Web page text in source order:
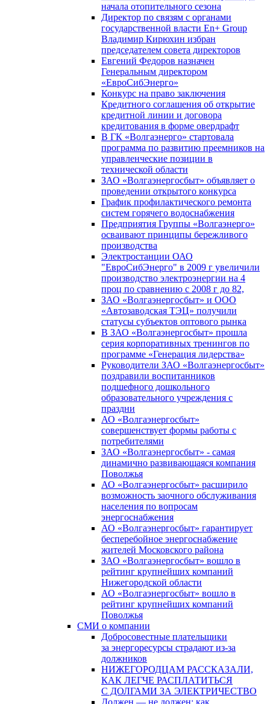
начала отопительного сезона
Директор по связям с органами
государственной власти En+ Group
Владимир Кирюхин избран
председателем совета директоров
Евгений Федоров назначен
Генеральным директором
«ЕвроСибЭнерго»
Конкурс на право заключения
Кредитного соглашения об открытие
кредитной линии и договора
кредитования в форме овердрафт
В ГК «Волгаэнерго» стартовала
программа по развитию преемников на
управленческие позиции в
технической области
ЗАО «Волгаэнергосбыт» объявляет о
проведении открытого конкурса
График профилактического ремонта
систем горячего водоснабжения
Предприятия Группы «Волгаэнерго»
осваивают принципы бережливого
производства
Электростанции ОАО
"ЕвроСибЭнерго" в 2009 г увеличили
производство электроэнергии на 4
проц по сравнению с 2008 г до 82,
ЗАО «Волгаэнергосбыт» и ООО
«Автозаводская ТЭЦ» получили
статусы субъектов оптового рынка
В ЗАО «Волгаэнергосбыт» прошла
серия корпоративных тренингов по
программе «Генерация лидерства»
Руководители ЗАО «Волгаэнергосбыт»
поздравили воспитанников
подшефного дошкольного
образовательного учреждения с
праздни
АО «Волгаэнергосбыт»
совершенствует формы работы с
потребителями
ЗАО «Волгаэнергосбыт» - самая
динамично развивающаяся компания
Поволжья
АО «Волгаэнергосбыт» расширило
возможность заочного обслуживания
населения по вопросам
энергоснабжения
АО «Волгаэнергосбыт» гарантирует
бесперебойное энергоснабжение
жителей Московского района
ЗАО «Волгаэнергосбыт» вошло в
рейтинг крупнейших компаний
Нижегородской области
АО «Волгаэнергосбыт» вошло в
рейтинг крупнейших компаний
Поволжья
СМИ о компании
Добросовестные плательщики
за энергоресурсы страдают из-за
должников
НИЖЕГОРОДЦАМ РАССКАЗАЛИ,
КАК ЛЕГЧЕ РАСПЛАТИТЬСЯ
С ДОЛГАМИ ЗА ЭЛЕКТРИЧЕСТВО